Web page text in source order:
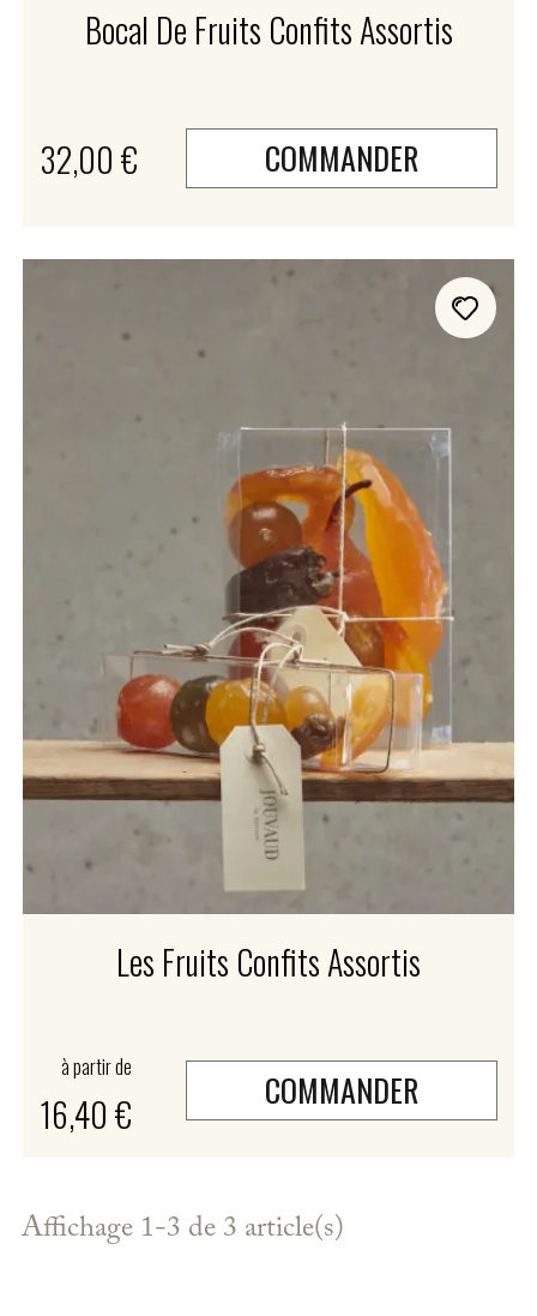
Bocal De Fruits Confits Assortis
32,00 € COMMANDER
Les Fruits Confits Assortis
à partir de
16,40 € COMMANDER
Affichage 1-3 de 3 article(s)